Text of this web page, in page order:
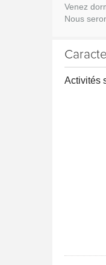
Venez
Nous
Activités